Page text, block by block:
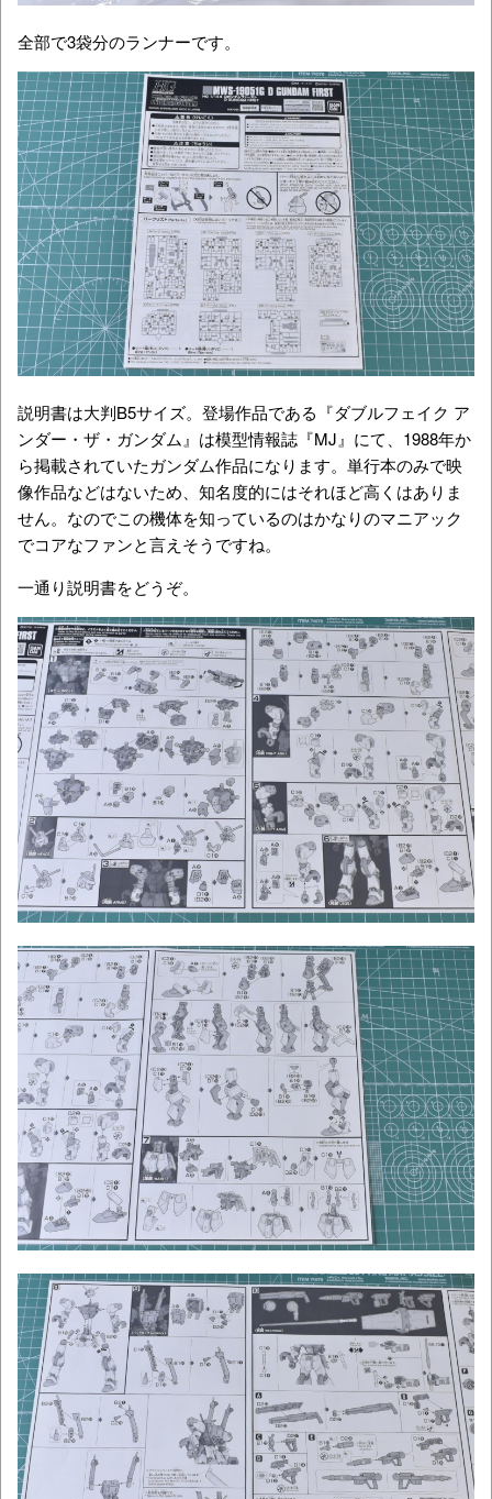
全部で3袋分のランナーです。
説明書は大判B5サイズ。登場作品である『ダブルフェイク ア
ンダー・ザ・ガンダム』は模型情報誌『MJ』にて、 1988年か
ら掲載されていたガンダム作品になります。単行本のみで映
像作品などはないため、知名度的にはそれほど高くはありま
せん。なのでこの機体を知っているのはかなりのマニアック
でコアなファンと言えそうですね。
一通り説明書をどうぞ。